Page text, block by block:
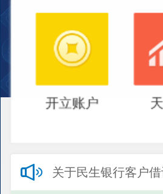
开立账户
关于民生银行客户